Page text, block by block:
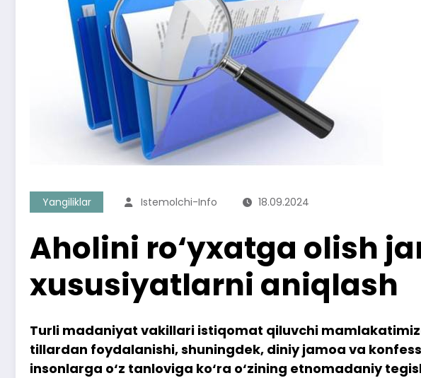
Yangiliklar Istemolchi-Info 18.09.2024
Aholini ro‘yxatga olish
xususiyatlarni aniqlash
Turli madaniyat vakillari istiqomat qiluvchi
tillardan foydalanishi, shuningdek, diniy jamoa va
insonlarga o‘z tanloviga ko‘ra o‘zining etnomadaniy